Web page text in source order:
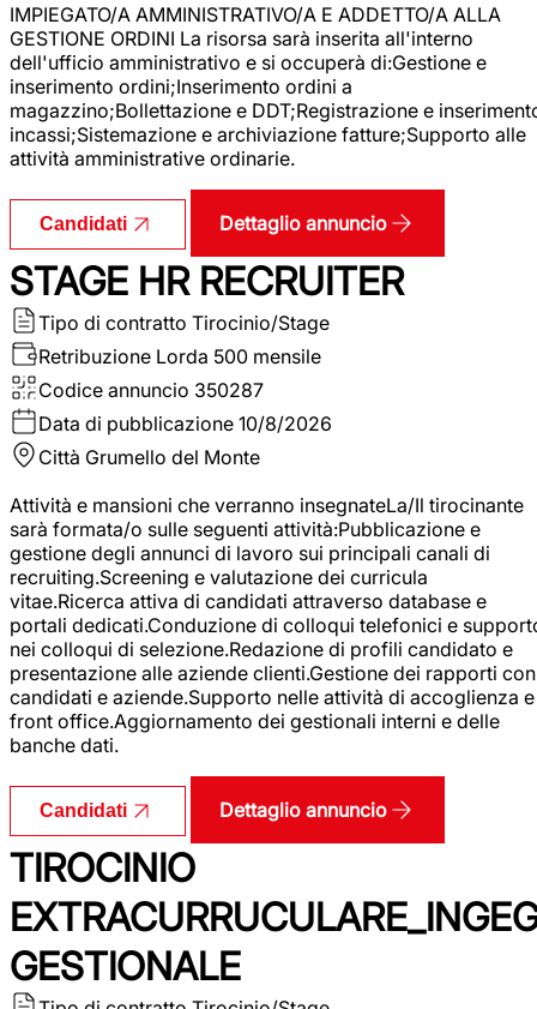
IMPIEGATO/A AMMINISTRATIVO/A E ADDETTO/A ALLA
GESTIONE ORDINI La risorsa sarà inserita all'interno
dell'ufficio amministrativo e si occuperà di:Gestione e
inserimento ordini;Inserimento ordini a
magazzino;Bollettazione e DDT;Registrazione e
incassi;Sistemazione e archiviazione fatture;Supporto alle
attività amministrative ordinarie.
Candidati Dettaglio annuncio
STAGE HR RECRUITER
Tipo di contratto Tirocinio/Stage
Retribuzione Lorda 500 mensile
Codice annuncio 350287
Data di pubblicazione 10/8/2026
Città Grumello del Monte
Attività e mansioni che verranno insegnateLa/Il tirocinante
sarà formata/o sulle seguenti attività:Pubblicazione e
gestione degli annunci di lavoro sui principali canali di
recruiting.Screening e valutazione dei curricula
vitae.Ricerca attiva di candidati attraverso database e
portali dedicati.Conduzione di colloqui telefonici e
nei colloqui di selezione.Redazione di profili candidato e
presentazione alle aziende clienti.Gestione dei rapporti con
candidati e aziende.Supporto nelle attività di accoglienza e
front office.Aggiornamento dei gestionali interni e delle
banche dati.
Candidati Dettaglio annuncio
TIROCINIO
GESTIONALE